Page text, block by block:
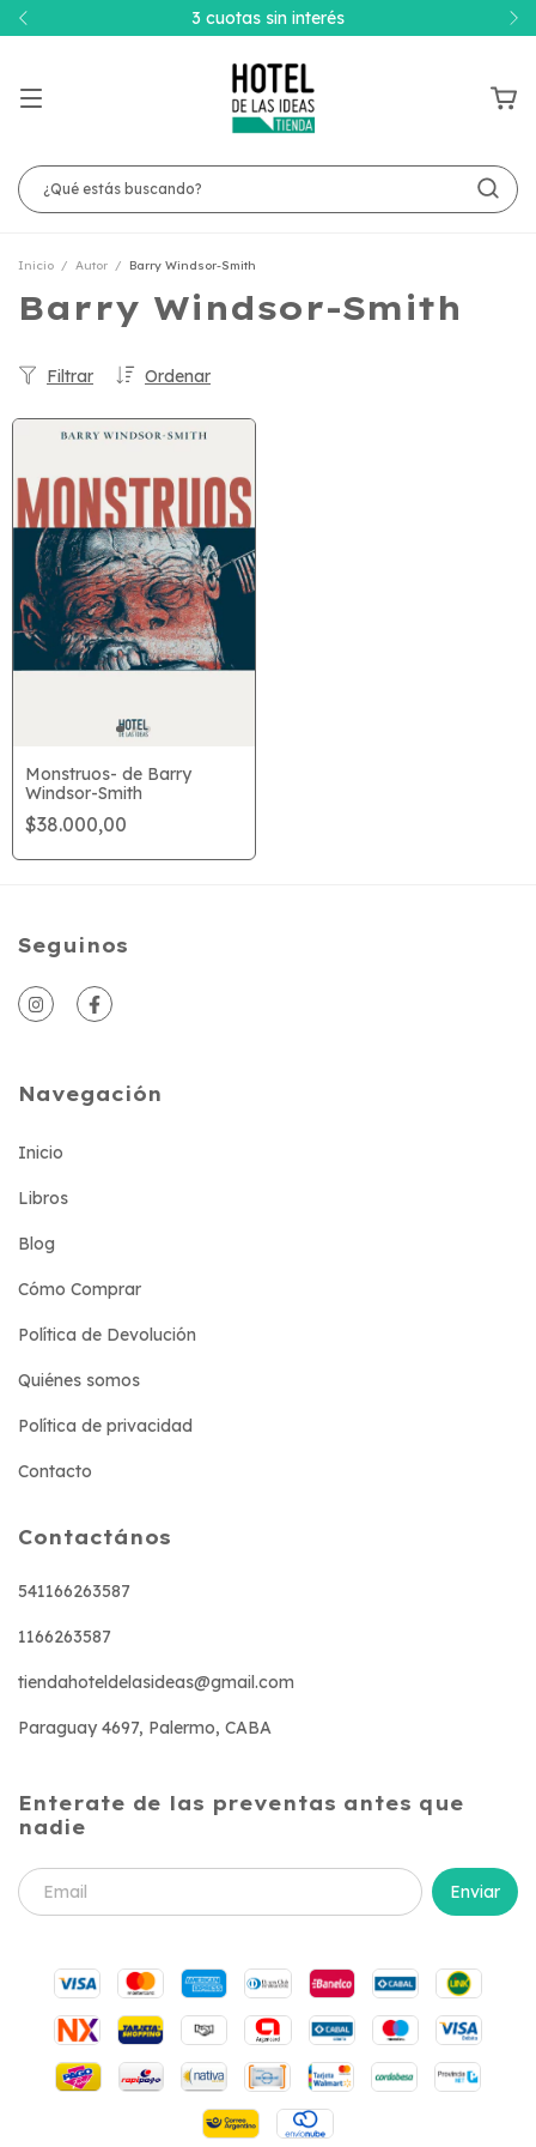
3 cuotas sin interés
Inicio / Autor / Barry Windsor-Smith
Barry Windsor-Smith
Ordenar
Filtrar
Monstruos- de Barry
Windsor-Smith
$38.000,00
Seguinos
Navegación
Inicio
Libros
Blog
Cómo Comprar
Política de Devolución
Quiénes somos
Política de privacidad
Contacto
Contactános
541166263587
1166263587
tiendahoteldelasideas@gmail.com
Paraguay 4697, Palermo, CABA
Enterate de las preventas antes que
nadie